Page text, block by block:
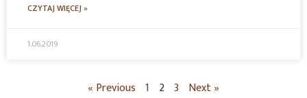
CZYTAJ WIĘCEJ »
1.06.2019
« Previous 1 2 3 Next »